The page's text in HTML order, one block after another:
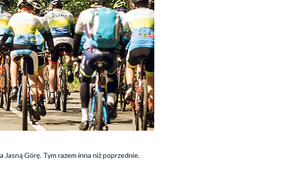
Górę. Tym razem inna niż poprzednie.